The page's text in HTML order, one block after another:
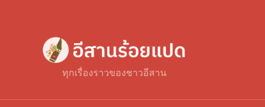
ทุกเรื่องราวของชาวอีสาน